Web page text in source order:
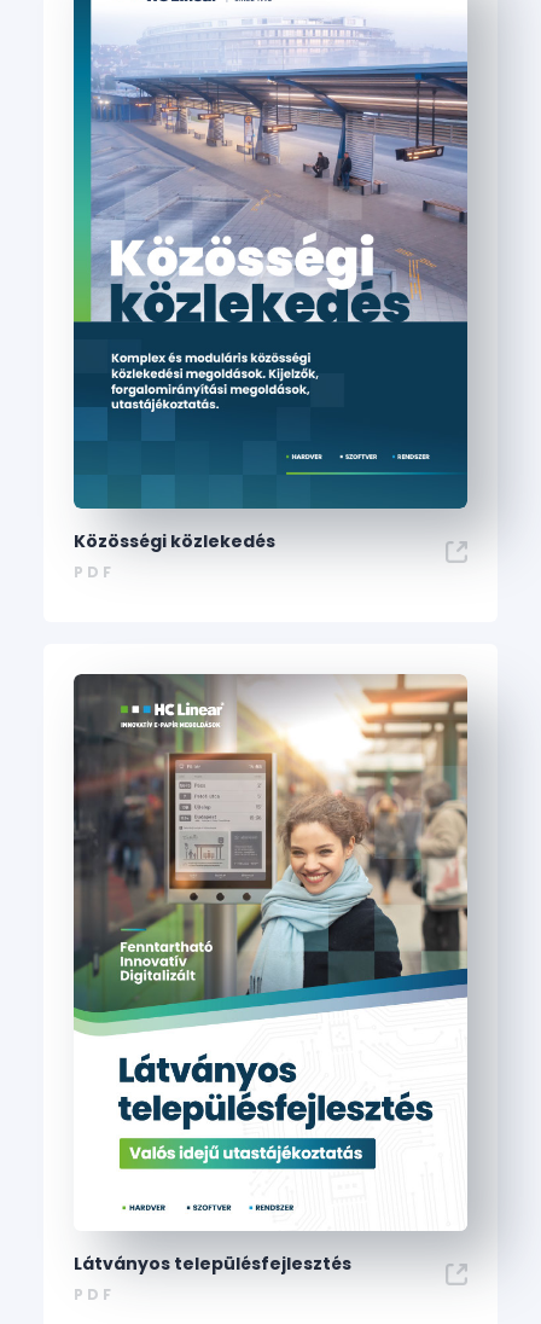
Közösségi közlekedés
PDF
Látványos településfejlesztés
PDF